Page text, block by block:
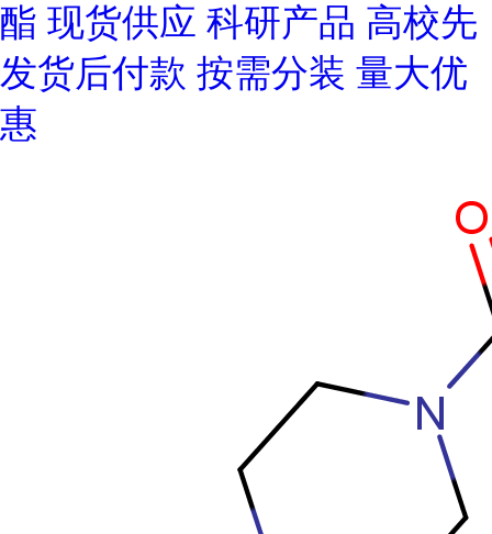
酯 现货供应 科研产品 高校先
发货后付款 按需分装 量大优
惠